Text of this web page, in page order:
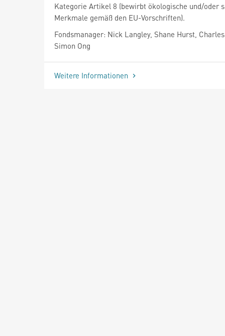
Kategorie Artikel 8 (bewirbt ökologische und/oder
Merkmale gemäß den EU-Vorschriften).
Fondsmanager: Nick Langley, Shane Hurst,
Simon Ong
Weitere Informationen